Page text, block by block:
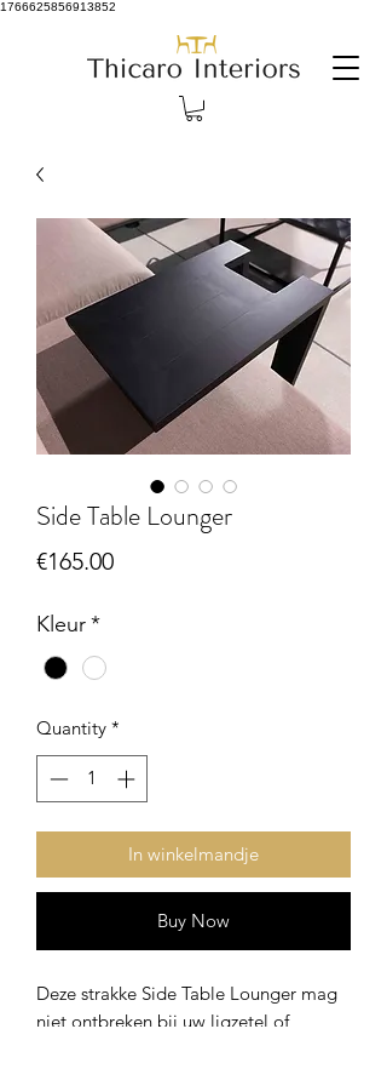
1766625856913852
Side Table Lounger
€165.00Price
Kleur*
Quantity *
In winkelmandje
Buy Now
Deze strakke Side Table Lounger mag
niet ontbreken bij uw ligzetel of